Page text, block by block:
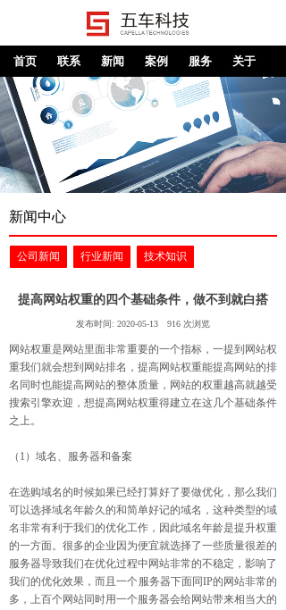
首页 联系 新闻 案例 服务 关于
新闻中心
公司新闻 行业新闻 技术知识
提高网站权重的四个基础条件，做不到就白搭
发布时间: 2020-05-13 916 次浏览
网站权重是网站里面非常重要的一个指标，一提到网站权
重我们就会想到网站排名，提高网站权重能提高网站的排
名同时也能提高网站的整体质量，网站的权重越高就越受
搜索引擎欢迎，想提高网站权重得建立在这几个基础条件
之上。
（1）域名、服务器和备案
在选购域名的时候如果已经打算好了要做优化，那么我们
可以选择域名年龄久的和简单好记的域名，这种类型的域
名非常有利于我们的优化工作，因此域名年龄是提升权重
的一方面。很多的企业因为便宜就选择了一些质量很差的
服务器导致我们在优化过程中网站非常的不稳定，影响了
我们的优化效果，而且一个服务器下面同IP的网站非常的
多，上百个网站同时用一个服务器会给网站带来相当大的